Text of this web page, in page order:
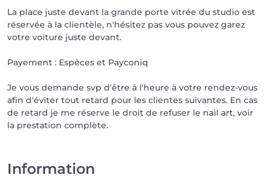
La place juste devant la grande porte vitrée du studio est
réservée à la clientèle, n'hésitez pas vous pouvez garez
votre voiture juste devant.
Payement : Espèces et Payconiq
Je vous demande svp d'être à l'heure à votre rendez-vous
afin d'éviter tout retard pour les clientes suivantes. En cas
de retard je me réserve le droit de refuser le nail art, voir
la prestation complète.
Information